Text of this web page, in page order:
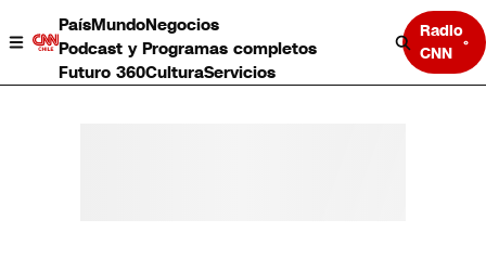
PaísMundoNegocios
Podcast y Programas completos
Futuro 360CulturaServicios
Radio
CNN